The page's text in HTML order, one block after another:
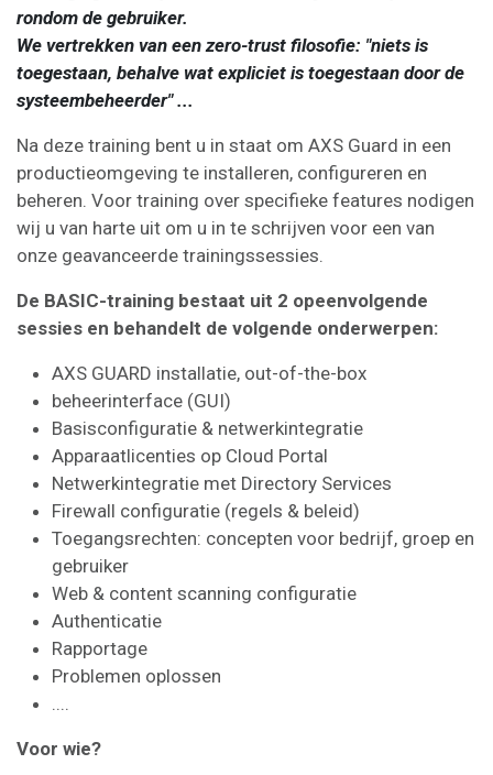
rondom de gebruiker.
We vertrekken van een zero-trust filosofie: "niets is
toegestaan, behalve wat expliciet is toegestaan door de
systeembeheerder" ...
Na deze training bent u in staat om AXS Guard in een
productieomgeving te installeren, configureren en
beheren. Voor training over specifieke features nodigen
wij u van harte uit om u in te schrijven voor een van
onze geavanceerde trainingssessies.
De BASIC-training bestaat uit 2 opeenvolgende
sessies en behandelt de volgende onderwerpen:
AXS GUARD installatie, out-of-the-box
beheerinterface (GUI)
Basisconfiguratie & netwerkintegratie
Apparaatlicenties op Cloud Portal
Netwerkintegratie met Directory Services
Firewall configuratie (regels & beleid)
Toegangsrechten: concepten voor bedrijf, groep en
gebruiker
Web & content scanning configuratie
Authenticatie
Rapportage
Problemen oplossen
....
Voor wie?